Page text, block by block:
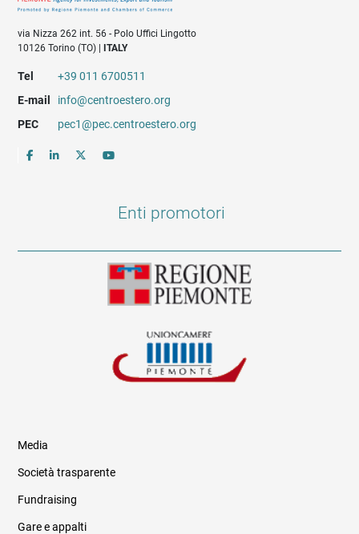
via Nizza 262 int. 56 - Polo Uffici Lingotto
10126 Torino (TO) |ITALY
Tel
+39 011 6700511
E-mail
info@centroestero.org
PEC
pec1@pec.centroestero.org
Enti promotori
Informazioni legali e trasparenza
Media
Società trasparente
Fundraising
Gare e appalti